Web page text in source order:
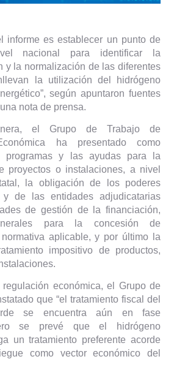
informe es establecer un punto de
nacional para identificar la
y la normalización de las diferentes
la utilización del hidrógeno
según apuntaron fuentes
nota de prensa.
el Grupo de Trabajo de
ha presentado como
programas y las ayudas para la
proyectos o instalaciones, a nivel
la obligación de los poderes
y de las entidades adjudicatarias
de gestión de la financiación,
para la concesión de
aplicable, y por último la
impositivo de productos,
regulación económica, el Grupo de
que “el tratamiento fiscal del
se encuentra aún en fase
se prevé que el hidrógeno
un tratamiento preferente acorde
como vector económico del